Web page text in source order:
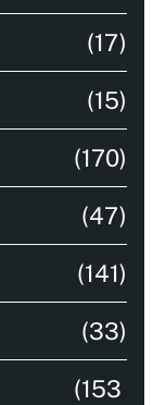
(17)
(15)
(170)
(47)
(141)
(33)
(153